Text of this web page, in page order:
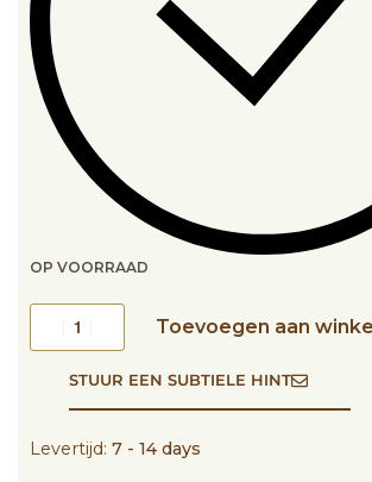
OP VOORRAAD
Toevoegen aan
STUUR EEN SUBTIELE HINT
Levertijd: 7 - 14 days